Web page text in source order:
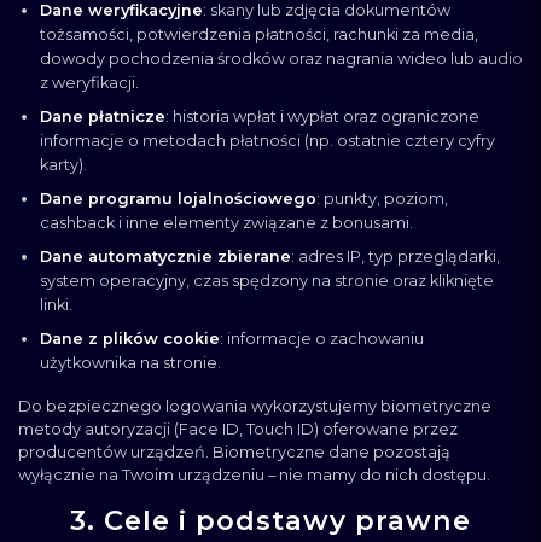
Dane weryfikacyjne: skany lub zdjęcia dokumentów
tożsamości, potwierdzenia płatności, rachunki za media,
dowody pochodzenia środków oraz nagrania wideo lub audio
z weryfikacji.
Dane płatnicze: historia wpłat i wypłat oraz ograniczone
informacje o metodach płatności (np. ostatnie cztery cyfry
karty).
Dane programu lojalnościowego: punkty, poziom,
cashback i inne elementy związane z bonusami.
Dane automatycznie zbierane: adres IP, typ przeglądarki,
system operacyjny, czas spędzony na stronie oraz kliknięte
linki.
Dane z plików cookie: informacje o zachowaniu
użytkownika na stronie.
Do bezpiecznego logowania wykorzystujemy biometryczne
metody autoryzacji (Face ID, Touch ID) oferowane przez
producentów urządzeń. Biometryczne dane pozostają
wyłącznie na Twoim urządzeniu – nie mamy do nich dostępu.
3. Cele i podstawy prawne